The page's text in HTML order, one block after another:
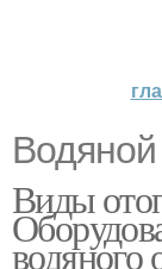
Виды
водяного